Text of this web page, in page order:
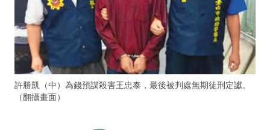
許勝凱（中）為錢預謀殺害王忠泰，最後被判處無期徒刑定讞。
（翻攝畫面）